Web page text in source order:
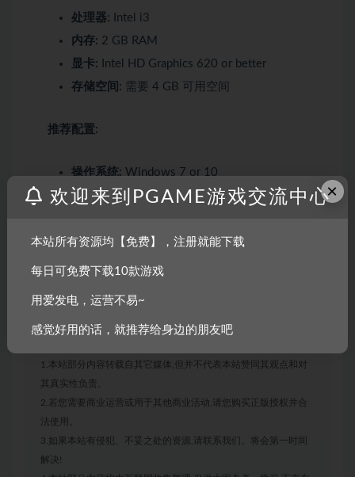
处理器: Intel i3
内存: 2 GB RAM
显卡: Intel HD Graphics 620 or better
存储空间: 需要 4 GB 可用空间
推荐配置:
操作系统: Windows 7 or 10
处理器: Intel i5
显卡:NVIDIA GeForce GTX 950
存储空间: 需要 4 GB 可用空间
1.本站部分内容转载自其它媒体,但并不代表本站赞同其观点和对
其真实性负责。
2.若您需要商业运营或用于其他商业活动,请您购买正版授权并合
法使用。
3.如果本站有侵犯、不妥之处的资源,请联系我们。将会第一时间
解决!
×
欢迎来到PGAME游戏交流中心
本站所有资源均【免费】，注册就能下载
每日可免费下载10款游戏
用爱发电，运营不易~
感觉好用的话，就推荐给身边的朋友吧